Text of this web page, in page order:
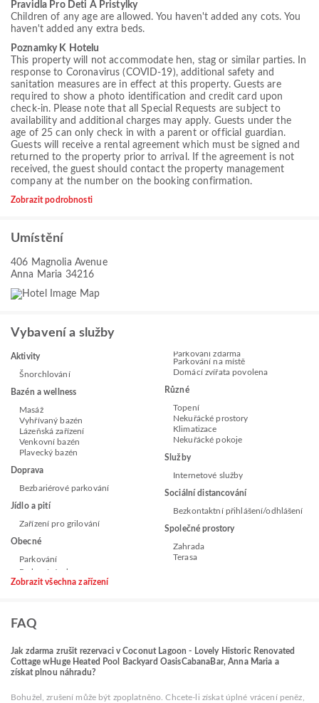
Pravidla Pro Deti A Pristylky
Children of any age are allowed. You haven't added any cots. You
haven't added any extra beds.
Poznamky K Hotelu
This property will not accommodate hen, stag or similar parties. In
response to Coronavirus (COVID-19), additional safety and
sanitation measures are in effect at this property. Guests are
required to show a photo identification and credit card upon
check-in. Please note that all Special Requests are subject to
availability and additional charges may apply. Guests under the
age of 25 can only check in with a parent or official guardian.
Guests will receive a rental agreement which must be signed and
returned to the property prior to arrival. If the agreement is not
received, the guest should contact the property management
company at the number on the booking confirmation.
Zobrazit podrobnosti
Umístění
406 Magnolia Avenue
Anna Maria 34216
Vybavení a služby
Aktivity
Šnorchlování
Bazén a wellness
Masáž
Vyhřívaný bazén
Lázeňská zařízení
Venkovní bazén
Plavecký bazén
Doprava
Bezbariérové parkování
Jídlo a pití
Zařízení pro grilování
Obecné
Parkování
Parkování zdarma
Parkování na místě
Domácí zvířata povolena
Různé
Topení
Nekuřácké prostory
Klimatizace
Nekuřácké pokoje
Služby
Internetové služby
Sociální distancování
Bezkontaktní přihlášení/odhlášení
Společné prostory
Zahrada
Terasa
Zobrazit všechna zařízení
FAQ
Jak zdarma zrušit rezervaci v Coconut Lagoon - Lovely Historic Renovated
Cottage wHuge Heated Pool Backyard OasisCabanaBar, Anna Maria a
získat plnou náhradu?
Bohužel, zrušení může být zpoplatněno. Chcete-li získat úplné vrácení peněz,